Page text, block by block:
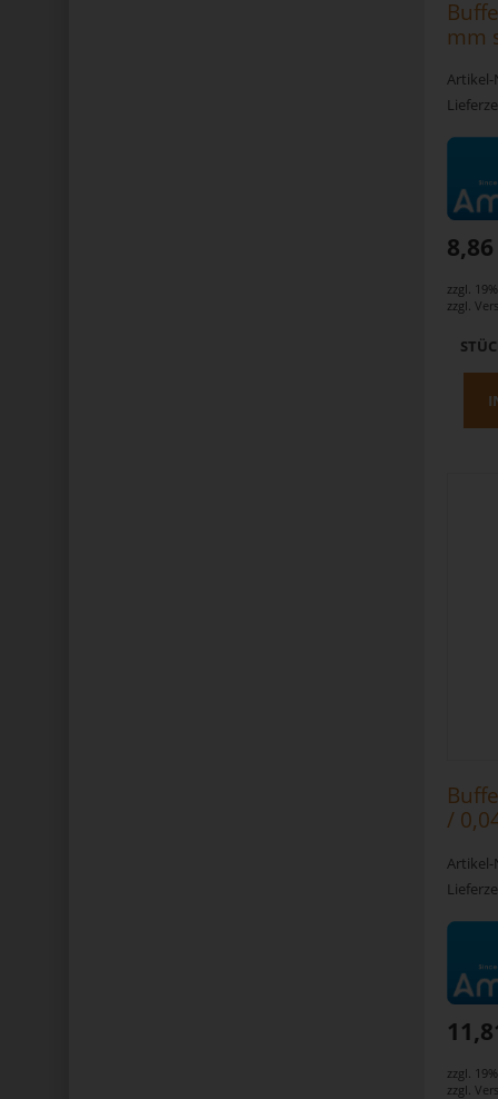
mm
Artikel-
8,86
zzgl.
zzgl.
/
Artikel-
zzgl.
zzgl.